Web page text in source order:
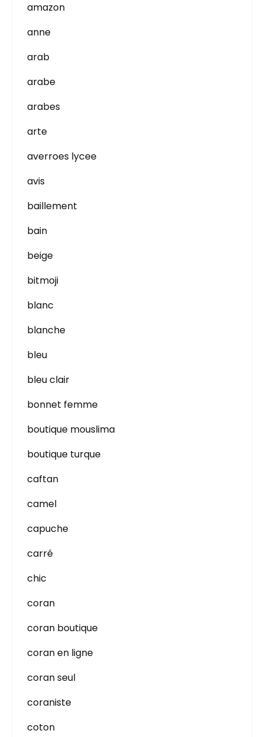
amazon
anne
arab
arabe
arabes
arte
averroes lycee
avis
baillement
bain
beige
bitmoji
blanc
blanche
bleu
bleu clair
bonnet femme
boutique mouslima
boutique turque
caftan
camel
capuche
carré
chic
coran
coran boutique
coran en ligne
coran seul
coraniste
coton